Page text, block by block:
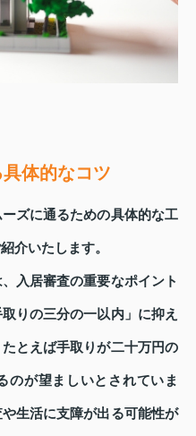
体的なコツ
ズに通るための具体的な工
介いたします。
入居審査の重要なポイント
りの三分の一以内」に抑え
とえば手取りが二十万円の
のが望ましいとされていま
生活に支障が出る可能性が